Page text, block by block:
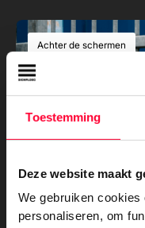
Toestemming
Deze website maakt
We gebruiken
personaliseren, om
Achter de schermen